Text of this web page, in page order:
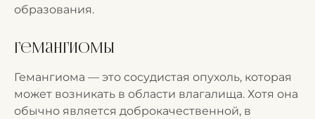
образования.
Гемангиомы
Гемангиома — это сосудистая опухоль, которая
может возникать в области влагалища. Хотя она
обычно является доброкачественной, в